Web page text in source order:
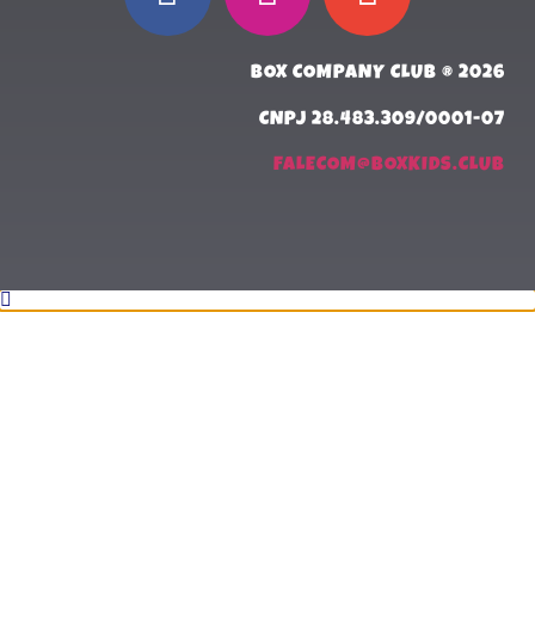
BOX COMPANY CLUB ® 2026
CNPJ 28.483.309/0001-07
FALECOM@BOXKIDS.CLUB